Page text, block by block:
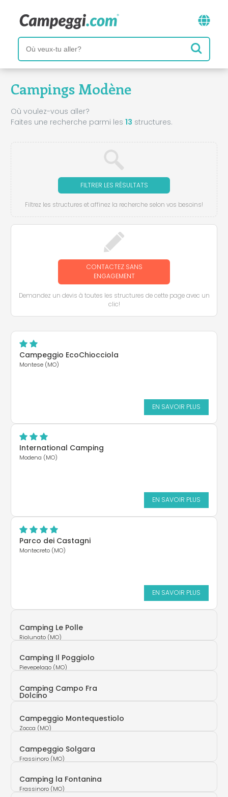
Campings Modène
Où voulez-vous aller?
Faites une recherche parmi les 13 structures.
FILTRER LES RÉSULTATS
Filtrez les structures et affinez la recherche selon vos besoins!
CONTACTEZ SANS
ENGAGEMENT
Demandez un devis à toutes les structures de cette page avec un
clic!
Campeggio EcoChiocciola
Montese (MO)
EN SAVOIR PLUS
International Camping
Modena (MO)
EN SAVOIR PLUS
Parco dei Castagni
Montecreto (MO)
EN SAVOIR PLUS
Camping Le Polle
Riolunato (MO)
Camping Il Poggiolo
Pievepelago (MO)
Camping Campo Fra
Dolcino
Campeggio Montequestiolo
Zocca (MO)
Campeggio Solgara
Frassinoro (MO)
Camping la Fontanina
Frassinoro (MO)